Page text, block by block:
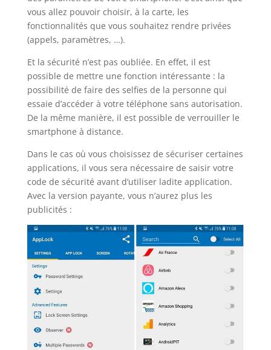
vous allez pouvoir choisir, à la carte, les
fonctionnalités que vous souhaitez rendre privées
(appels, paramètres, …).
Et la sécurité n’est pas oubliée. En effet, il est
possible de mettre une fonction intéressante : la
possibilité de faire des selfies de la personne qui
essaie d’accéder à votre téléphone sans autorisation.
De la même manière, il est possible de verrouiller le
smartphone à distance.
Dans le cas où vous choisissez de sécuriser certaines
applications, il vous sera nécessaire de saisir votre
code de sécurité avant d’utiliser ladite application.
Avec la version payante, vous n’aurez plus les
publicités :